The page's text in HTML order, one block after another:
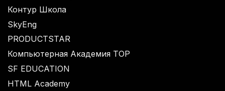
Контур Школа
SkyEng
PRODUCTSTAR
Компьютерная Академия TOP
SF EDUCATION
HTML Academy